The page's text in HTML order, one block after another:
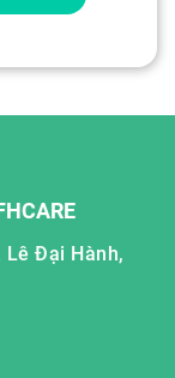
Lê Đại Hành,